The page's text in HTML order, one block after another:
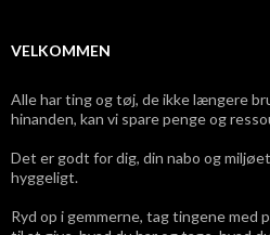
VELKOMMEN
Alle har ting og tøj, de ikke længere
hinanden, kan vi spare penge og
Det er godt for dig, din nabo og
hyggeligt.
Ryd op i gemmerne, tag tingene med